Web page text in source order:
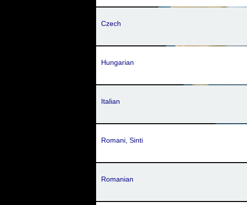
Czech
Hungarian
Italian
Romani, Sinti
Romanian